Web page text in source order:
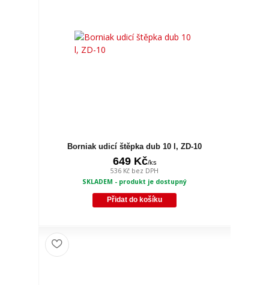
Borniak udicí štěpka dub 10 l, ZD-10
649 Kč/ks
536 Kč bez DPH
SKLADEM - produkt je dostupný
Přidat do košíku